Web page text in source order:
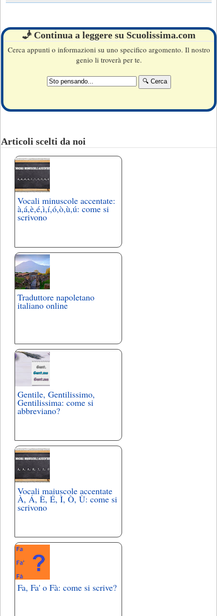
🧞 Continua a leggere su Scuolissima.com
Cerca appunti o informazioni su uno specifico argomento. Il nostro
genio li troverà per te.
Articoli scelti da noi
Vocali minuscole accentate:
à,á,è,é,ì,í,ó,ò,ù,ú: come si
scrivono
Traduttore napoletano
italiano online
Gentile, Gentilissimo,
Gentilissima: come si
abbreviano?
Vocali maiuscole accentate
À, Á, È, É, Ì, Ò, Ù: come si
scrivono
Fa, Fa' o Fà: come si scrive?